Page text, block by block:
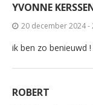
YVONNE
20 december 2024 -
ik ben zo benieuwd !
ROBERT